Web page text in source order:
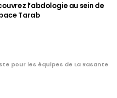
l’abdologie au sein de
Tarab
pour les équipes de La Rasante